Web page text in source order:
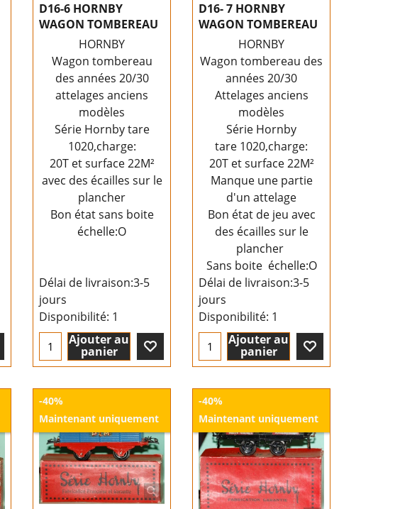
D16-6 HORNBY
WAGON TOMBEREAU
HORNBY
Wagon tombereau
des années 20/30
attelages anciens
modèles
Série Hornby tare
1020,charge:
20T et surface 22M²
avec des écailles sur le
plancher
Bon état sans boite
échelle:O
Délai de livraison:3-5
jours
Disponibilité: 1
Ajouter au
panier
D16- 7 HORNBY
WAGON TOMBEREAU
HORNBY
Wagon tombereau des
années 20/30
Attelages anciens
modèles
Série Hornby
tare 1020,charge:
20T et surface 22M²
Manque une partie
d'un attelage
Bon état de jeu avec
des écailles sur le
plancher
Sans boite échelle:O
Délai de livraison:3-5
jours
Disponibilité: 1
Ajouter au
panier
-40%
Maintenant uniquement
-40%
Maintenant uniquement